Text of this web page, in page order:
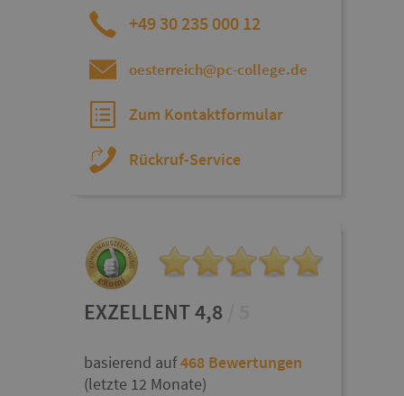
+49 30 235 000 12
oesterreich@pc-college.de
Zum Kontaktformular
Rückruf-Service
EXZELLENT 4,8
basierend auf468 Bewertungen
(letzte 12 Monate)